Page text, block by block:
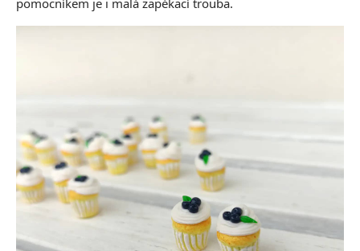
pomocníkem je i malá zapékací trouba.